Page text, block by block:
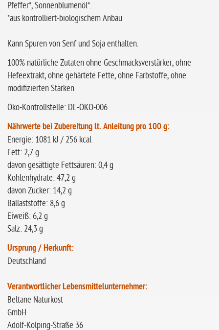
Pfeffer*, Sonnenblumenöl*.
*aus kontrolliert-biologischem Anbau
Kann Spuren von Senf und Soja enthalten.
100% natürliche Zutaten ohne Geschmacksverstärker, ohne
Hefeextrakt, ohne gehärtete Fette, ohne Farbstoffe, ohne
modifizierten Stärken
Öko-Kontrollstelle: DE-ÖKO-006
Nährwerte bei Zubereitung lt. Anleitung pro 100 g:
Energie: 1081 kJ / 256 kcal
Fett: 2,7 g
davon gesättigte Fettsäuren: 0,4 g
Kohlenhydrate: 47,2 g
davon Zucker: 14,2 g
Ballaststoffe: 8,6 g
Eiweiß: 6,2 g
Salz: 24,3 g
Ursprung / Herkunft:
Deutschland
Verantwortlicher Lebensmittelunternehmer:
Beltane Naturkost
GmbH
Adolf-Kolping-Straße 36